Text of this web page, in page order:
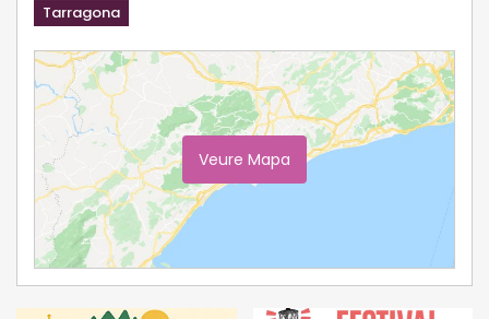
Tarragona
Veure Mapa